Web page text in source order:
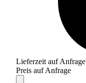
Lieferzeit auf Anfrage
Preis auf Anfrage